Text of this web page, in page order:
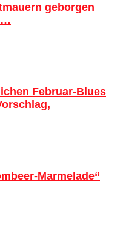
geborgen
Februar-Blues
Marmelade“